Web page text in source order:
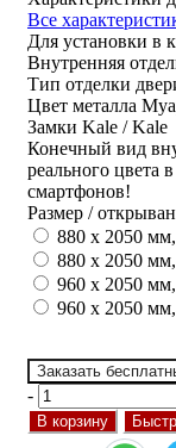
Все
Для установки в
Внутренняя
Тип отделки
Цвет металла
Замки Kale / Kale
Конечный вид
реального цвета
смартфонов!
Размер /
880 х 2050
880 х 2050
960 х 2050
960 х 2050
Заказать
-
В корзину